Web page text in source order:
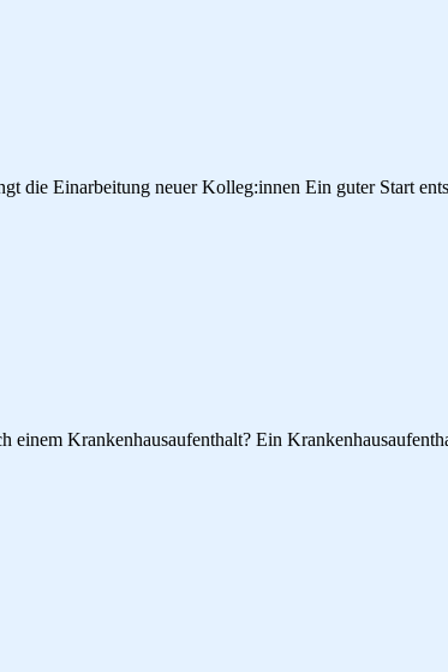
die Einarbeitung neuer Kolleg:innen Ein guter Start
einem Krankenhausaufenthalt? Ein